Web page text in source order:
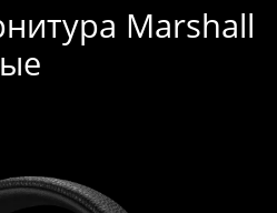
Marshall